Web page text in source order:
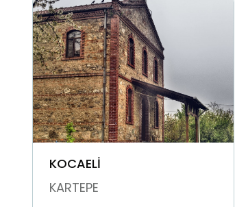
KOCAELİ
KARTEPE